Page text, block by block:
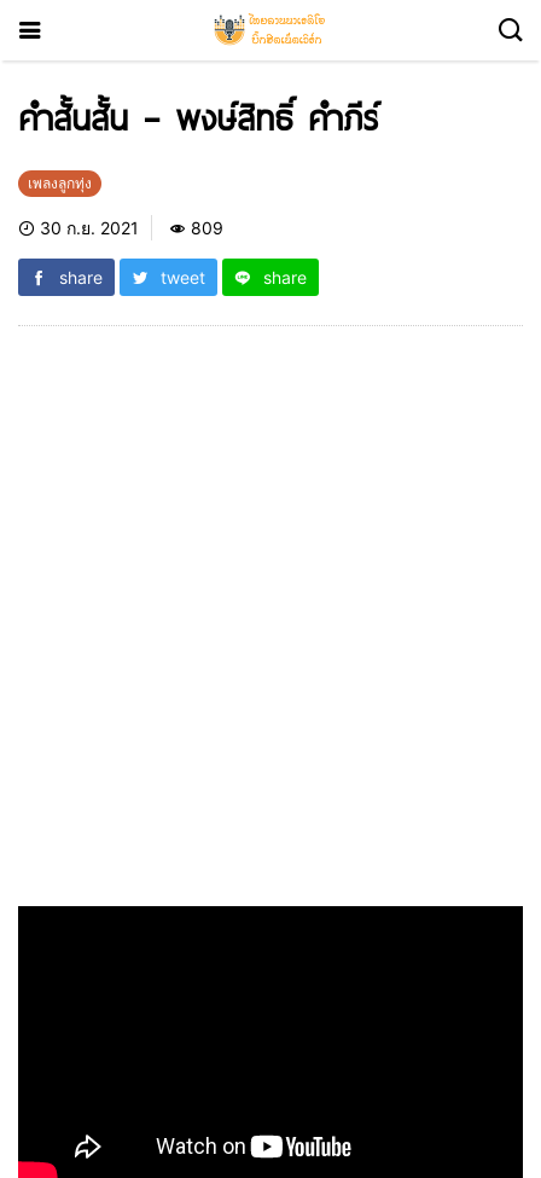
คำสั้นสั้น – พงษ์สิทธิ์ คำภีร์
เพลงลูกทุ่ง
30 ก.ย. 2021 809
share tweet share